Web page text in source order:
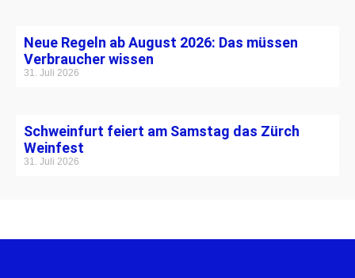
Neue Regeln ab August 2026: Das müssen
Verbraucher wissen
31. Juli 2026
Schweinfurt feiert am Samstag das Zürch
Weinfest
31. Juli 2026